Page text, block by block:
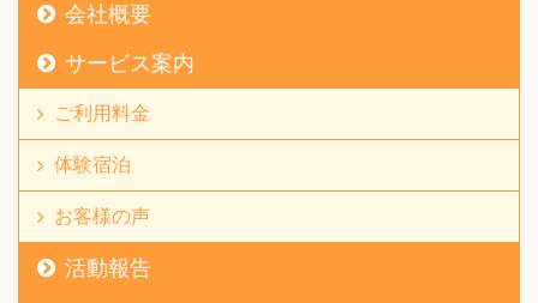
会社概要
サービス案内
ご利用料金
体験宿泊
お客様の声
活動報告